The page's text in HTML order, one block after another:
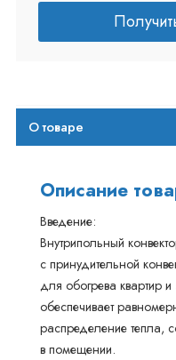
О товаре
Описание
Введение:
Внутрипольный
с принудительной
для обогрева квартир
обеспечивает
распределение тепла,
в помещении.